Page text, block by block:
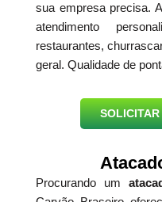
sua empresa precisa.
atendimento
restaurantes,
geral. Qualidade de
Procurando um